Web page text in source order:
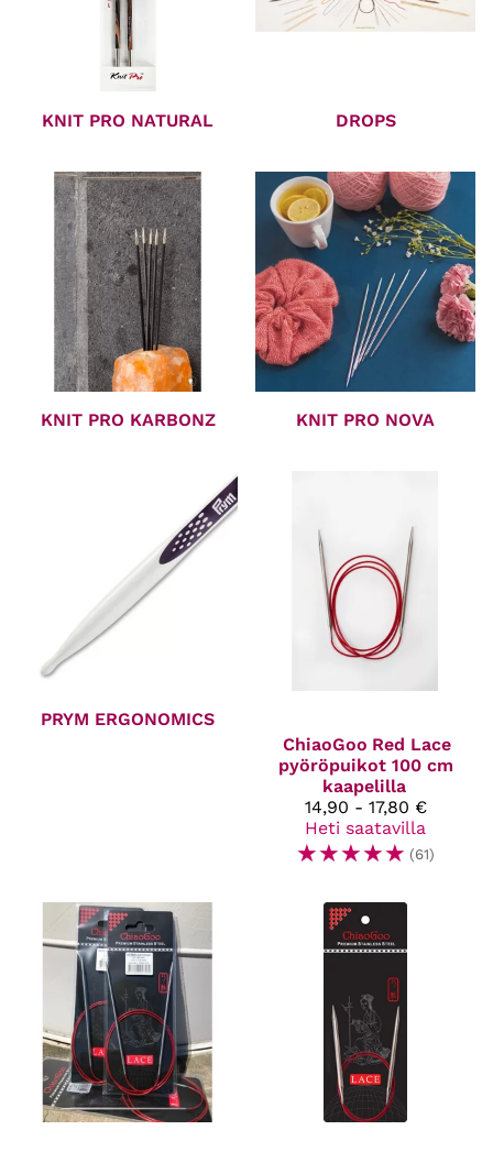
KNIT PRO NATURAL DROPS
KNIT PRO KARBONZ KNIT PRO NOVA
PRYM ERGONOMICS
ChiaoGoo Red Lace
pyöröpuikot 100 cm
kaapelilla
14,90 - 17,80 €
Heti saatavilla
☆☆☆☆☆ (61)